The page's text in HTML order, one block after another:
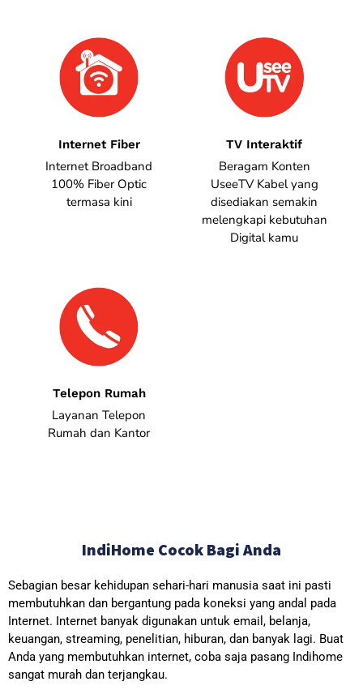
Internet Fiber
Internet Broadband
100% Fiber Optic
termasa kini
TV Interaktif
Beragam Konten
UseeTV Kabel yang
disediakan semakin
melengkapi kebutuhan
Digital kamu
Telepon Rumah
Layanan Telepon
Rumah dan Kantor
IndiHome Cocok Bagi Anda
Sebagian besar kehidupan sehari-hari manusia saat ini pasti
membutuhkan dan bergantung pada koneksi yang andal pada
Internet. Internet banyak digunakan untuk email, belanja,
keuangan, streaming, penelitian, hiburan, dan banyak lagi. Buat
Anda yang membutuhkan internet, coba saja pasang Indihome
sangat murah dan terjangkau.